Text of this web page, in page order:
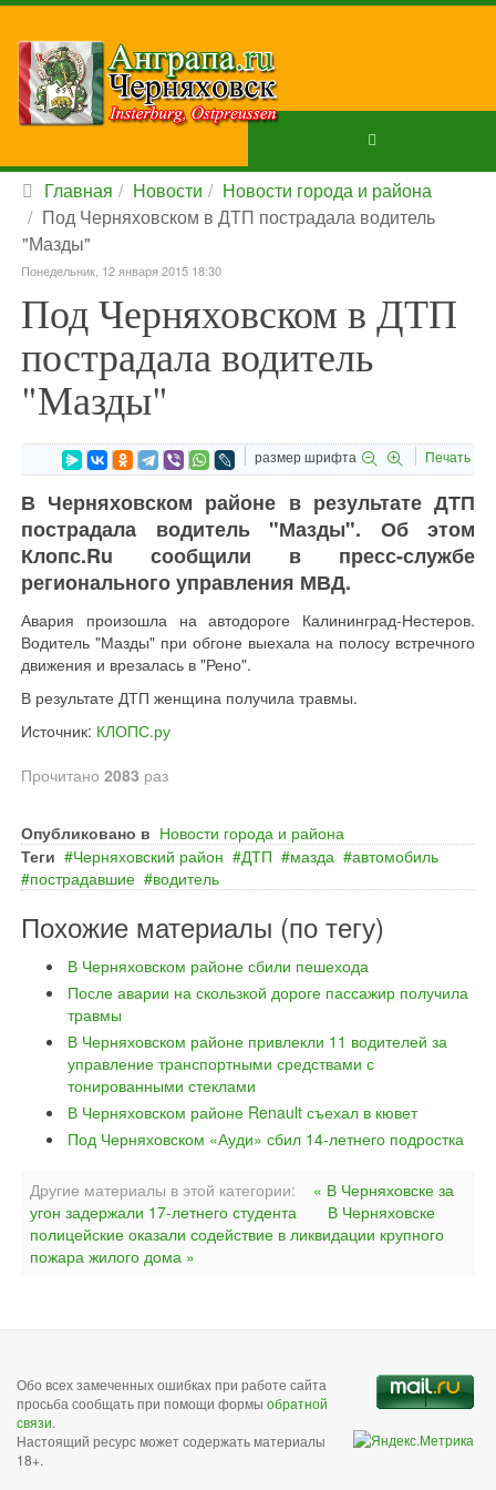
Главная Новости
Новости города и района
Под Черняховском в ДТП пострадала водитель
"Мазды"
Понедельник, 12 января 2015 18:30
Под Черняховском в ДТП
пострадала водитель
"Мазды"
размер шрифта Печать
В Черняховском районе в результате ДТП
пострадала водитель "Мазды". Об этом
Клопс.Ru сообщили в пресс-службе
регионального управления МВД.
Авария произошла на автодороге Калининград-Нестеров.
Водитель "Мазды" при обгоне выехала на полосу встречного
движения и врезалась в "Рено".
В результате ДТП женщина получила травмы.
Источник: КЛОПС.ру
Прочитано 2083 раз
Опубликовано в Новости города и района
Теги
Черняховский район ДТП мазда
автомобиль
пострадавшие
водитель
Похожие материалы (по тегу)
В Черняховском районе сбили пешехода
После аварии на скользкой дороге пассажир получила
травмы
В Черняховском районе привлекли 11 водителей за
управление транспортными средствами с
тонированными стеклами
В Черняховском районе Renault съехал в кювет
Под Черняховском «Ауди» сбил 14-летнего подростка
Другие материалы в этой категории:
« В Черняховске за
угон задержали 17-летнего студента
В Черняховске
полицейские оказали содействие в ликвидации крупного
пожара жилого дома »
Обо всех замеченных ошибках при работе сайта
просьба сообщать при помощи формы обратной
связи.
Настоящий ресурс может содержать материалы
18+.